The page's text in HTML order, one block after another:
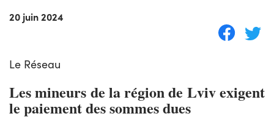
20 juin 2024
Le Réseau
Les mineurs de la région de Lviv exigent
le paiement des sommes dues